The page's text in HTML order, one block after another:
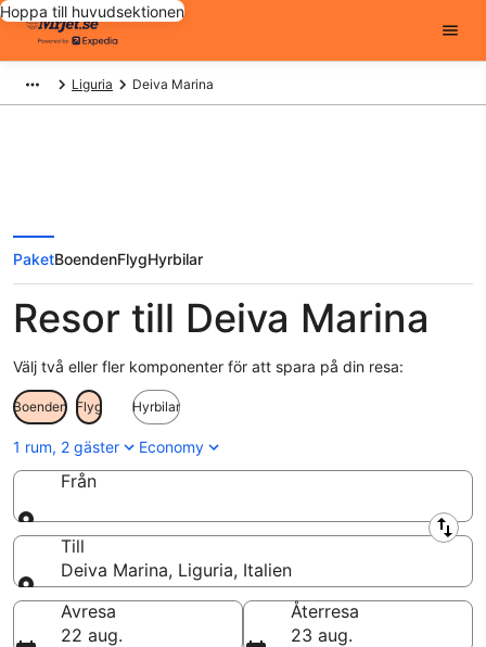
Hoppa till huvudsektionen
Liguria Deiva Marina
PaketBoendenFlygHyrbilar
Resor till Deiva Marina
Välj två eller fler komponenter för att spara på din resa:
Boenden Flyg Hyrbilar
1 rum, 2 gäster Economy
Från
Från
Till
Deiva Marina, Liguria, Italien
Till
Avresa
22 aug.
Återresa
23 aug.